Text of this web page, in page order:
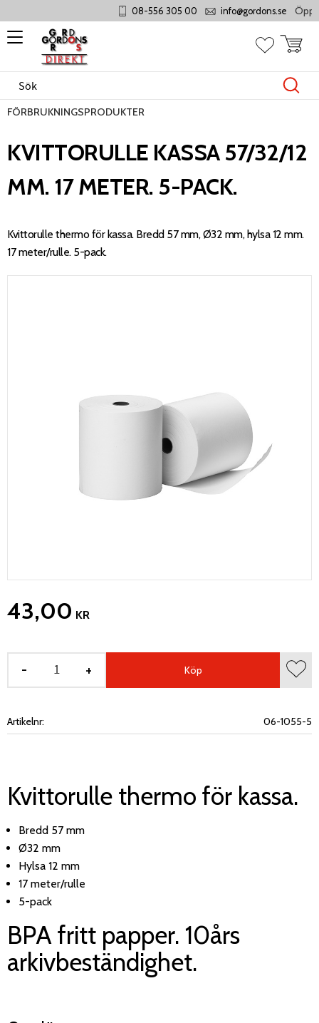
Meny
08-556 305 00 info@gordons.se
Favoriter
FÖRBRUKNINGSPRODUKTER
KVITTORULLE KASSA 57/32/12
MM. 17 METER. 5-PACK.
Kvittorulle thermo för kassa. Bredd 57 mm, Ø32 mm, hylsa 12 mm.
17 meter/rulle. 5-pack.
43,00 KR
+
- Köp
Artikelnr 06-1055-5
Kvittorulle thermo för kassa.
Bredd 57 mm
Ø32 mm
Hylsa 12 mm
17 meter/rulle
5-pack
BPA fritt papper. 10års
arkivbeständighet.